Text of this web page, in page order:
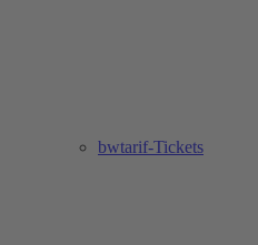
bwtarif-Tickets